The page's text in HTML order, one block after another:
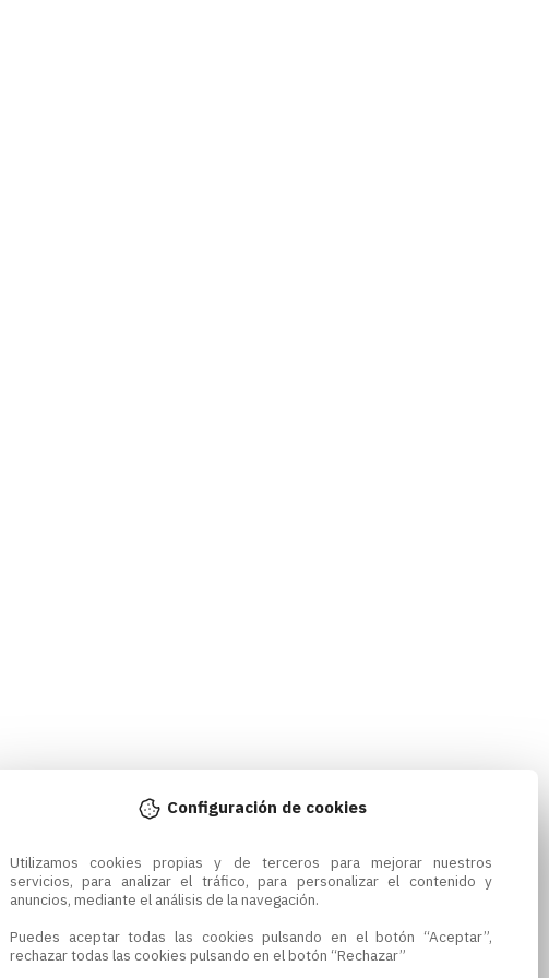
Configuración de cookies
Utilizamos cookies propias y de terceros para mejorar nuestros
servicios, para analizar el tráfico, para personalizar el contenido y
anuncios, mediante el análisis de la navegación.
Puedes aceptar todas las cookies pulsando en el botón “Aceptar”,
rechazar todas las cookies pulsando en el botón “Rechazar”